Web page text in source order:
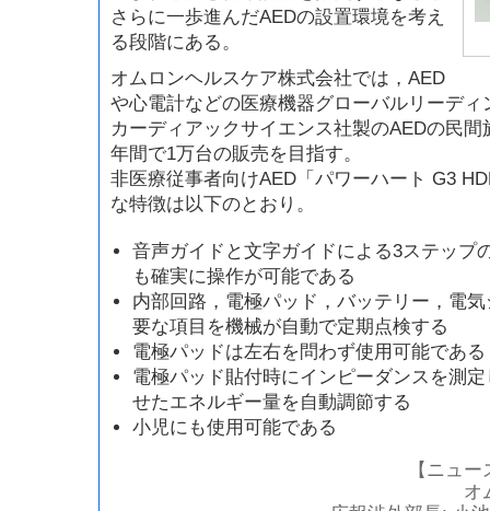
さらに一歩進んだAEDの設置環境を考え
る段階にある。
オムロンヘルスケア株式会社では，AED
や心電計などの医療機器グローバルリーデ
カーディアックサイエンス社製のAEDの民
年間で1万台の販売を目指す。
非医療従事者向けAED「パワーハート G3
な特徴は以下のとおり。
音声ガイドと文字ガイドによる3ステップ
も確実に操作が可能である
内部回路，電極パッド，バッテリー，電
要な項目を機械が自動で定期点検する
電極パッドは左右を問わず使用可能である
電極パッド貼付時にインピーダンスを測
せたエネルギー量を自動調節する
小児にも使用可能である
【ニュ
オ